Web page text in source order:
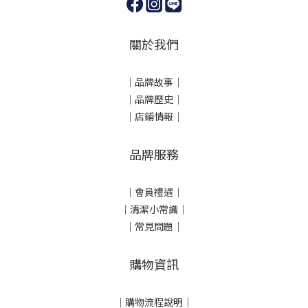
關於我們
｜ 品牌故事 ｜
｜品牌歷史 ｜
｜店鋪情報｜
品牌服務
｜會員禮遇｜
｜清潔小常識｜
｜常見問題｜
購物資訊
｜ 購物流程說明 ｜